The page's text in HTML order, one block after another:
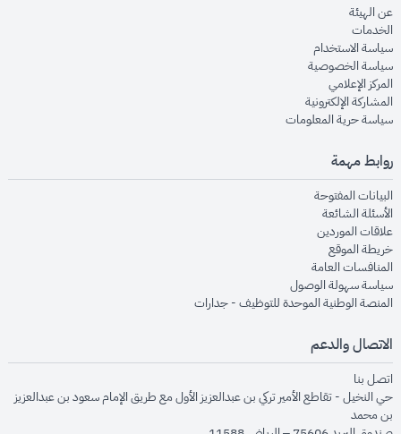
عن الهيئةopens in new window
الخدماتopens in new window
سياسة الاستخدام
سياسة الخصوصيةopens in new window
المركز الإعلاميopens in new window
المشاركة الإلكترونيةopens in new window
سياسة حرية المعلوماتopens in new window
روابط مهمة
البيانات المفتوحةopens in new window
الأسئلة الشائعةopens in new window
علاقات الموردينopens in new window
خريطة الموقعopens in new window
المنافسات العامةopens in new window
سياسة سهولة الوصولopens in new window
المنصة الوطنية الموحدة للتوظيف - جداراتopens in new window
الاتصال والدعم
اتصل بنا
حي النخيل - تقاطع الأمير تركي بن عبدالعزيز الأول مع طريق الإمام سعود بن عبدالعزيز
بن محمد